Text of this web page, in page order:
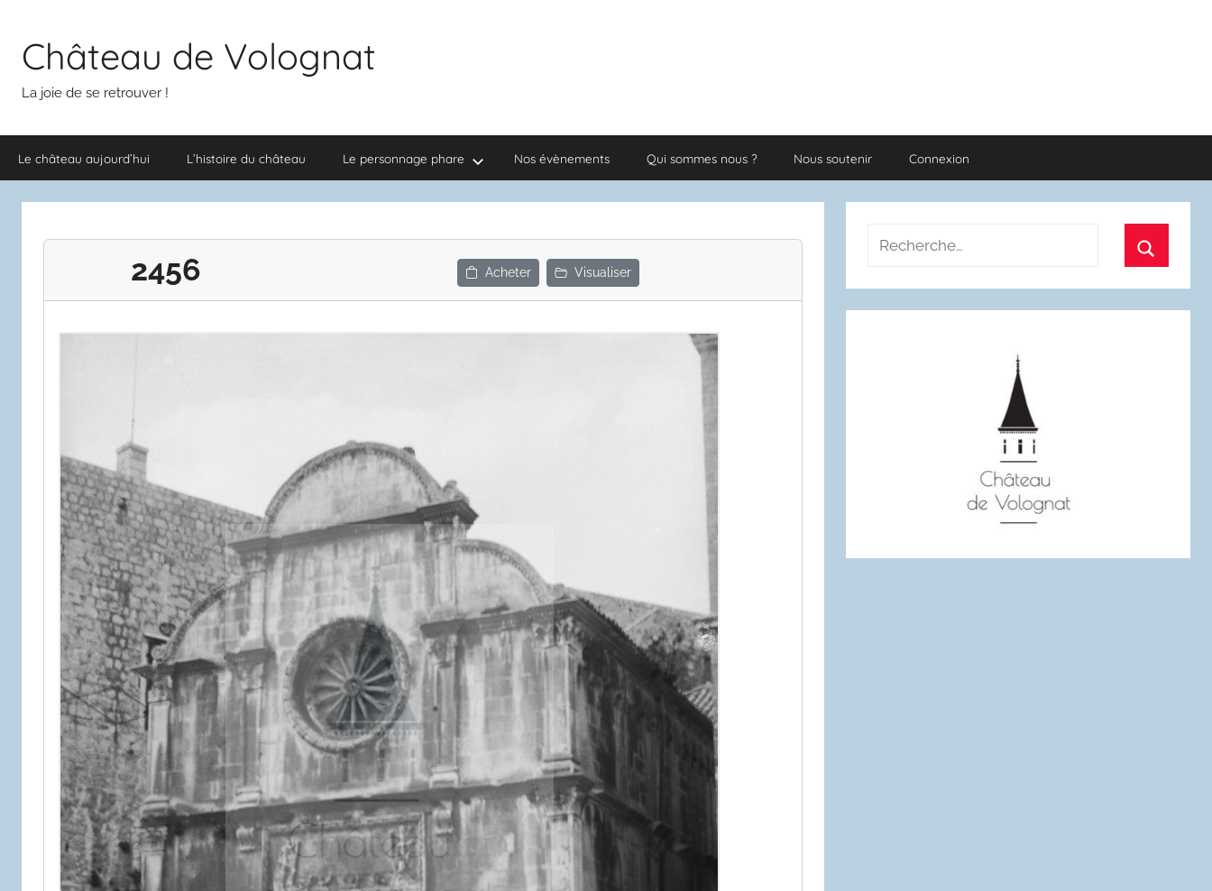
contenuChâteau de Volognat
La joie de se retrouver !
Le château aujourd’hui L’histoire du château Le personnage phare Nos évènements Qui sommes nous ? Nous soutenir Connexion
2456 Acheter Visualiser
Recherche
: